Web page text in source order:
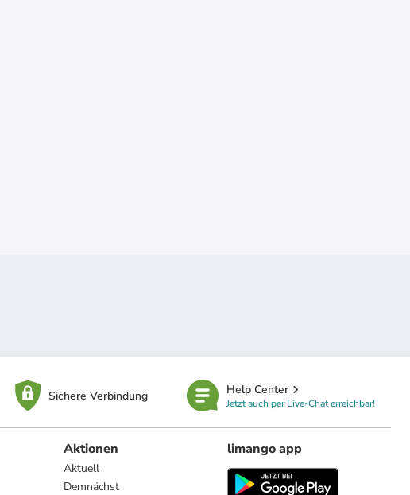
Sichere Verbindung Help Center
Jetzt auch per Live-Chat erreichbar!
Aktionen
Aktuell
Demnächst
limango app